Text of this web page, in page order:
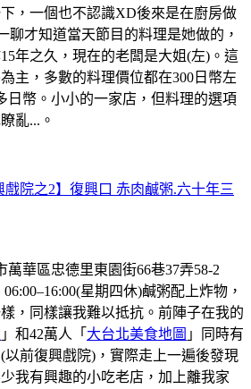
，一個也不認識XD後來是在廚房做
聊才知道當天節目的料理是她做的，
年之久，現在的老闆是大姐(左)。這
主，多數的料理價位都在300日幣左
日幣。小小的一家店，但料理的選項
亂...。
戲院之2】復興口 赤肉鹹粥.六十年三
華區忠德里東園街66巷37弄58-2
星期四休)鹹粥配上炸物，
，同樣讓我難以抵抗。前陣子在我的
」和42萬人「 大台北美食地圖 」同時有
以前復興戲院)，實際走上一遍後發現
我有興趣的小吃老店，加上離我家